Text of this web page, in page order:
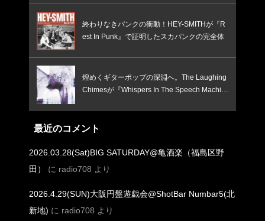
終わりなきパンクの衝動！HEY-SMITHが『R
est In Punk』で証明したスカパンクの完全体
煌めくギターポップの深淵へ。The Laughing
Chimesが『Whispers In The Speech Machin
最近のコメント
2026.03.28(Sat)BIG SATURDAY@亀酒楽（福島区野
田）
に radio708 より
2026.4.29(SUN)大阪円盤遊戯会@ShotBar Numbar5(北
新地) に radio708 より